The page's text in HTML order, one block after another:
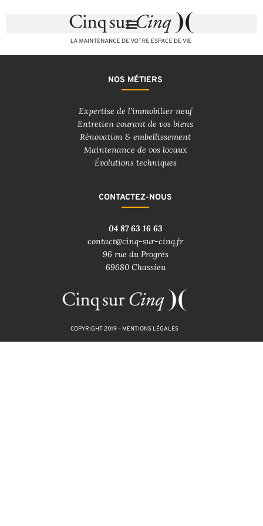
NOS MÉTIERS
Expertise de l’immobilier neuf
Entretien courant de vos biens
Rénovation & embellissement
Maintenance de vos locaux
Évolutions techniques
CONTACTEZ-NOUS
04 87 63 16 63
contact@cinq-sur-cinq.fr
96 rue du Progrès
69680 Chassieu
COPYRIGHT 2019 – MENTIONS LÉGALES